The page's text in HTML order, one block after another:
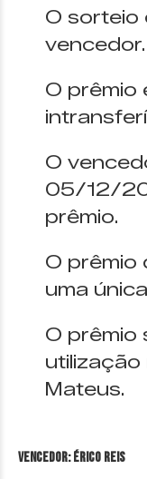
O sorteio
vencedor.
O prêmio
O
05/12/
prêmio.
O prêmio
uma
O prêmio
utilização
Mateus.
VENCEDOR: Érico Reis